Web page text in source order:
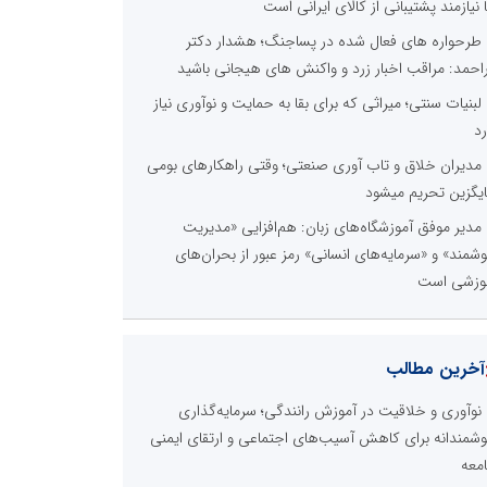
نیازمند پشتیبانی از کالای ایرانی است
طرحواره های فعال شده در پساجنگ؛ هشدار دکتر
مراقب اخبار زرد و واکنش های هیجانی باشید
لبنیات سنتی؛ میراثی که برای بقا به حمایت و نوآوری نیاز
مدیران خلاق و تاب آوری صنعتی؛ وقتی راهکارهای بومی
تحریم میشود
مدیر موفق آموزشگاه‌های زبان: هم‌افزایی «مدیریت
و «سرمایه‌های انسانی» رمز عبور از بحران‌های
است
آخرین مطالب
نوآوری و خلاقیت در آموزش رانندگی؛ سرمایه‌گذاری
برای کاهش آسیب‌های اجتماعی و ارتقای ایمنی